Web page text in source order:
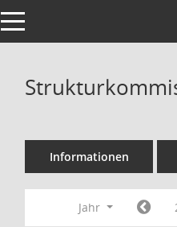
Toggle navigation
Informationen
Jahr